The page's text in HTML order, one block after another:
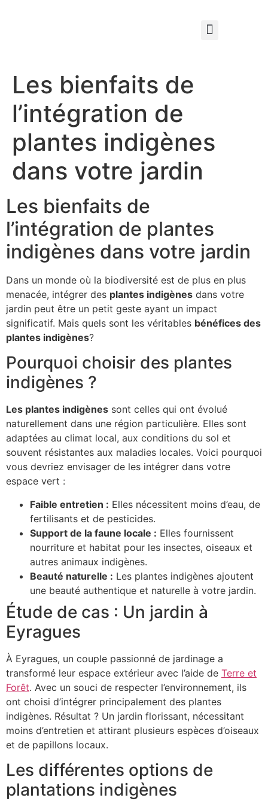
Les bienfaits de
l’intégration de
plantes indigènes
dans votre jardin
Les bienfaits de
l’intégration de plantes
indigènes dans votre jardin
Dans un monde où la biodiversité est de plus en plus
menacée, intégrer des plantes indigènes dans votre
jardin peut être un petit geste ayant un impact
significatif. Mais quels sont les véritables bénéfices des
plantes indigènes?
Pourquoi choisir des plantes
indigènes ?
Les plantes indigènes sont celles qui ont évolué
naturellement dans une région particulière. Elles sont
adaptées au climat local, aux conditions du sol et
souvent résistantes aux maladies locales. Voici pourquoi
vous devriez envisager de les intégrer dans votre
espace vert :
Faible entretien : Elles nécessitent moins d’eau, de
fertilisants et de pesticides.
Support de la faune locale : Elles fournissent
nourriture et habitat pour les insectes, oiseaux et
autres animaux indigènes.
Beauté naturelle : Les plantes indigènes ajoutent
une beauté authentique et naturelle à votre jardin.
Étude de cas : Un jardin à
Eyragues
À Eyragues, un couple passionné de jardinage a
transformé leur espace extérieur avec l’aide de Terre et
Forêt. Avec un souci de respecter l’environnement, ils
ont choisi d’intégrer principalement des plantes
indigènes. Résultat ? Un jardin florissant, nécessitant
moins d’entretien et attirant plusieurs espèces d’oiseaux
et de papillons locaux.
Les différentes options de
plantations indigènes